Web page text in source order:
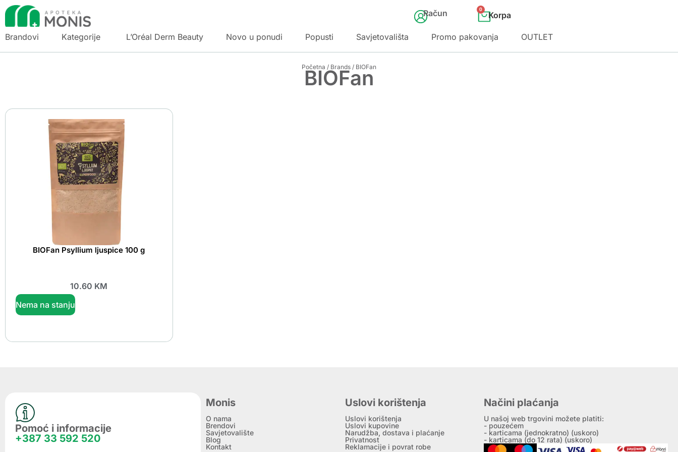
Račun 0
Brandovi Kategorije L’Oréal Derm Beauty Novo u ponudi Popusti Savjetovališta Promo pakovanja OUTLET
Početna / Brands / BIOFan
BIOFan
BIOFan Psyllium ljuspice 100 g
10.60 KM
Nema na stanju
Pomoć i informacije
+387 33 592 520
Monis
O nama
Brendovi
Savjetovalište
Blog
Kontakt
Uslovi korištenja
Uslovi korištenja
Uslovi kupovine
Narudžba, dostava i plaćanje
Privatnost
Reklamacije i povrat robe
Načini plaćanja
U našoj web trgovini možete platiti:
- pouzećem
- karticama (jednokratno) (uskoro)
- karticama (do 12 rata) (uskoro)